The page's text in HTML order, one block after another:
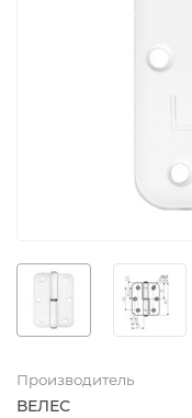
Производитель
ВЕЛЕС